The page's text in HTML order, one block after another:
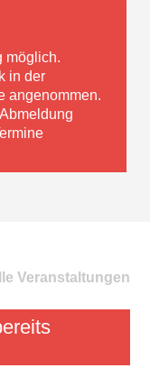
möglich.
in der
angenommen.
Veranstaltungen